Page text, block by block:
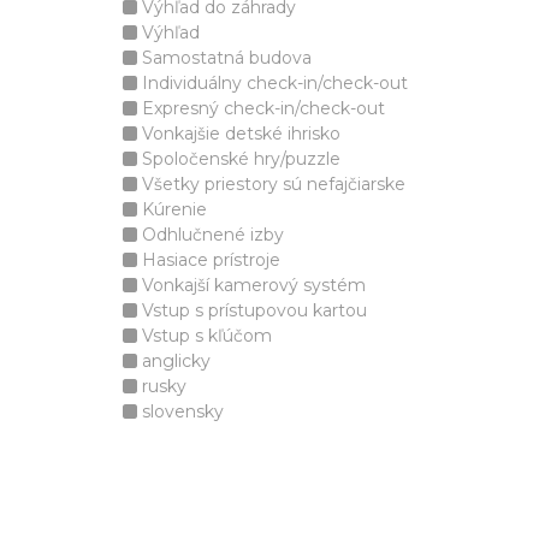
Výhľad do záhrady
Výhľad
Samostatná budova
Individuálny check-in/check-out
Expresný check-in/check-out
Vonkajšie detské ihrisko
Spoločenské hry/puzzle
Všetky priestory sú nefajčiarske
Kúrenie
Odhlučnené izby
Hasiace prístroje
Vonkajší kamerový systém
Vstup s prístupovou kartou
Vstup s kľúčom
anglicky
rusky
slovensky